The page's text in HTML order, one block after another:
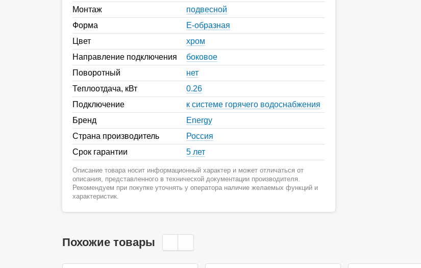
Монтаж
подвесной
Форма
E-образная
Цвет
хром
Направление подключения
боковое
Поворотный
нет
Теплоотдача, кВт
0.26
Подключение
к системе горячего водоснабжения
Бренд
Energy
Страна производитель
Россия
Срок гарантии
5 лет
Описание товара носит информационный характер и может отличаться от
описания, представленного в технической документации производителя.
Рекомендуем при покупке уточнять у оператора наличие желаемых функций и
характеристик.
Похожие товары